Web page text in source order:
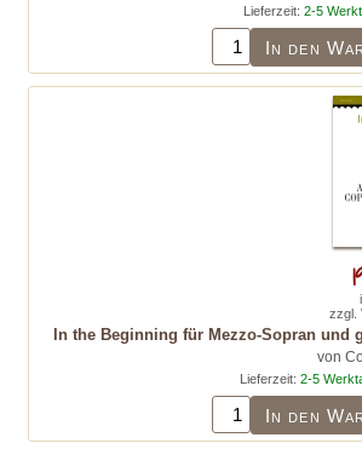
Lieferzeit: 2-5
In den
In the Beginning für Mezzo-Sopran und
von
Lieferzeit: 2-5
In den
zzgl.